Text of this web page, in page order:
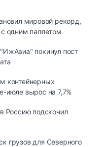
мировой рекорд,
с одним паллетом
покинул пост
контейнерных
июле вырос на 7,7%
Россию подскочил
грузов для Северного